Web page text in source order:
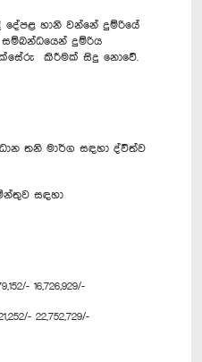
හානි වන්නේ දුම්රියේ
සම්බන්ධයෙන් දුම්රිය
කිරීමක් සිදු නොවේ.
තනි මාර්ග සඳහා ද්විත්ව
සඳහා
16,726,929/-
22,752,729/-